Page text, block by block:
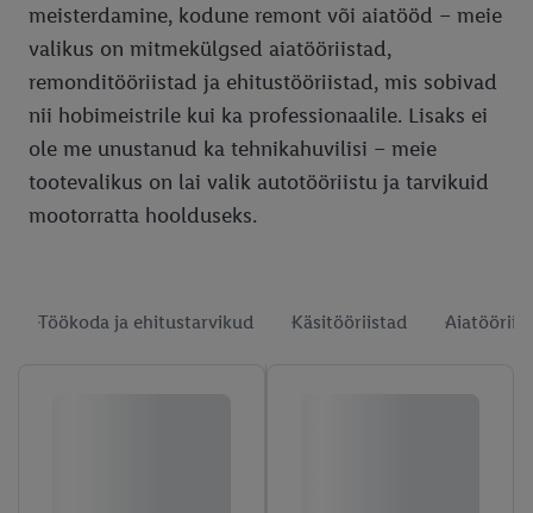
meisterdamine, kodune remont või aiatööd – meie
valikus on mitmekülgsed aiatööriistad,
remonditööriistad ja ehitustööriistad, mis sobivad
nii hobimeistrile kui ka professionaalile. Lisaks ei
ole me unustanud ka tehnikahuvilisi – meie
tootevalikus on lai valik autotööriistu ja tarvikuid
mootorratta hoolduseks.
Töökoda ja ehitustarvikud Käsitööriistad